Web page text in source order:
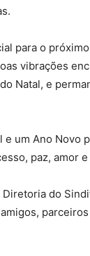
para o
vibrações
Natal, e
e um Ano Novo
paz, amor
Diretoria do